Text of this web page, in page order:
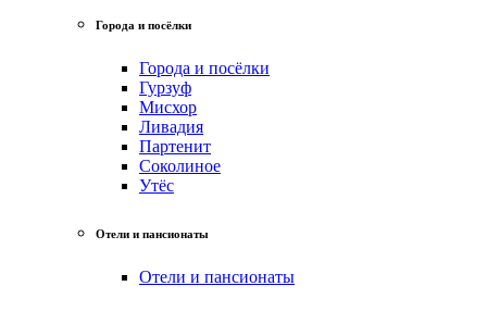
Города и посёлки
Города и посёлки
Гурзуф
Мисхор
Ливадия
Партенит
Соколиное
Утёс
Отели и пансионаты
Отели и пансионаты